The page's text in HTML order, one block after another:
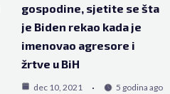
gospodine, sjetite se šta
je Biden rekao kada je
imenovao agresore i
žrtve u BiH
dec 10, 2021 5 godina ago